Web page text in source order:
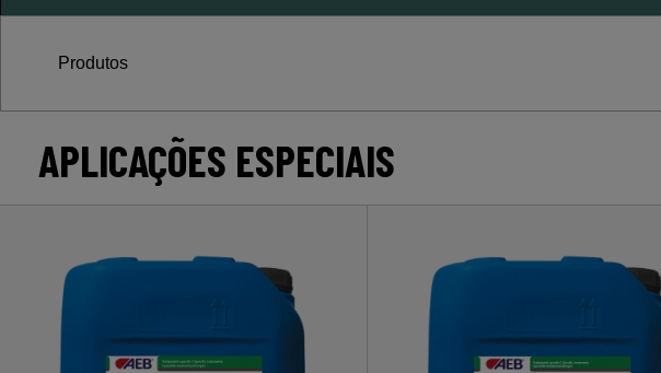
Produtos
APLICAÇÕES ESPECIAIS